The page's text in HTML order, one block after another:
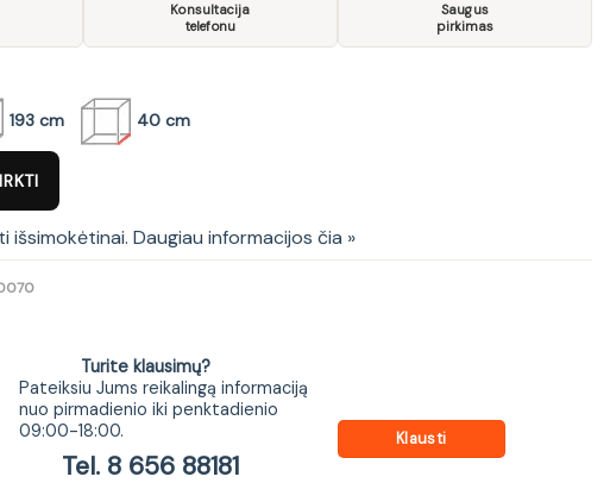
Konsultacija
telefonu
Saugus
pirkimas
193 cm 40 cm
komplektas Smyk II
išsimokėtinai. Daugiau informacijos čia »
Turite klausimų?
Pateiksiu Jums reikalingą informaciją
nuo pirmadienio iki penktadienio
09:00-18:00.
Tel. 8 656 88181
Klausti